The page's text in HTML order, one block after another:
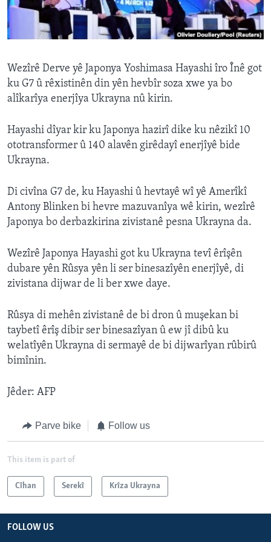
ÇAND Û HUNER
SERNIVÎS
Learning English
Wezîrê Derve yê Japonya Yoshimasa Hayashi îro Înê got
ku G7 û rêxistinên din yên hevbîr soza xwe ya bo
alîkarîya enerjîya Ukrayna nû kirin.
Hayashi dîyar kir ku Japonya hazirî dike ku nêzikî 10
ototransformer û 140 alavên girêdayî enerjîyê bide
Ukrayna.
Di civîna G7 de, ku Hayashi û hevtayê wî yê Amerîkî
Antony Blinken bi hevre mazuvanîya wê kirin, wezîrê
Japonya bo derbazkirina zivistanê pesna Ukrayna da.
Wezîrê Japonya Hayashi got ku Ukrayna tevî êrîşên
dubare yên Rûsya yên li ser binesazîyên enerjîyê, di
zivistana dijwar de li ber xwe daye.
Rûsya di mehên zivistanê de bi dron û muşekan bi
taybetî êrîş dibir ser binesazîyan û ew jî dibû ku
welatîyên Ukrayna di sermayê de bi dijwarîyan rûbirû
bimînin.
Jêder: AFP
Parve bike Follow us
This item is part of
Cîhan Serekî Krîza Ukrayna
FOLLOW US